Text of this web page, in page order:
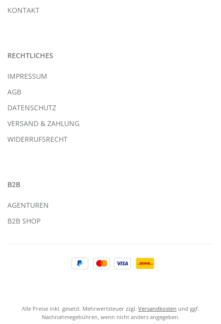
KONTAKT
RECHTLICHES
IMPRESSUM
AGB
DATENSCHUTZ
VERSAND & ZAHLUNG
WIDERRUFSRECHT
B2B
AGENTUREN
B2B SHOP
Alle Preise inkl. gesetzl. Mehrwertsteuer zzgl. Versandkosten und ggf.
Nachnahmegebühren, wenn nicht anders angegeben.